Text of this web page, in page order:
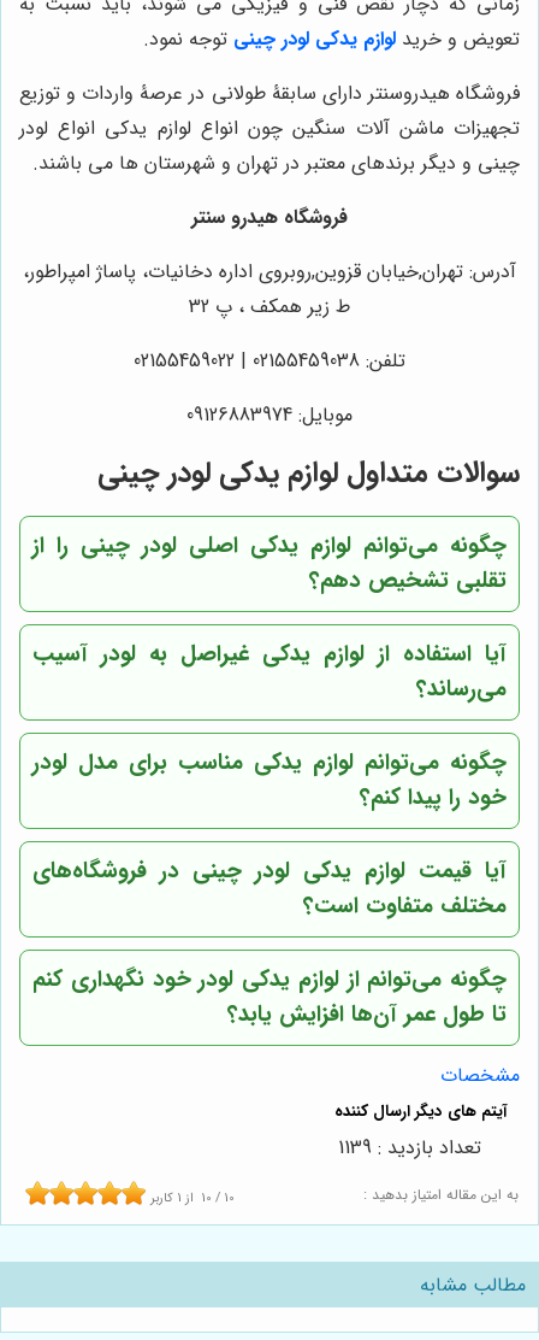
تعویض و خرید لوازم یدکی لودر چینی توجه نمود.
فروشگاه هیدروسنتر دارای سابقۀ طولانی در عرصۀ واردات و توزیع
تجهیزات ماشن آلات سنگین چون انواع لوازم یدکی انواع لودر
چینی و دیگر برندهای معتبر در تهران و شهرستان ها می باشند.
فروشگاه هیدرو سنتر
آدرس: تهران,خیابان قزوین,روبروی اداره دخانیات، پاساژ امپراطور،
ط زیر همکف ، پ 32
تلفن: 02155459038 | 02155459022
موبایل: 09126883974
سوالات متداول لوازم یدکی لودر چینی
چگونه می‌توانم لوازم یدکی اصلی لودر چینی را از
تقلبی تشخیص دهم؟
آیا استفاده از لوازم یدکی غیراصل به لودر آسیب
می‌رساند؟
چگونه می‌توانم لوازم یدکی مناسب برای مدل لودر
خود را پیدا کنم؟
آیا قیمت لوازم یدکی لودر چینی در فروشگاه‌های
مختلف متفاوت است؟
چگونه می‌توانم از لوازم یدکی لودر خود نگهداری کنم
تا طول عمر آن‌ها افزایش یابد؟
مشخصات
به این مقاله امتیاز بدهید : 10 / 10 از 1 کاربر
تعداد بازدید : 1139
مطالب مشابه